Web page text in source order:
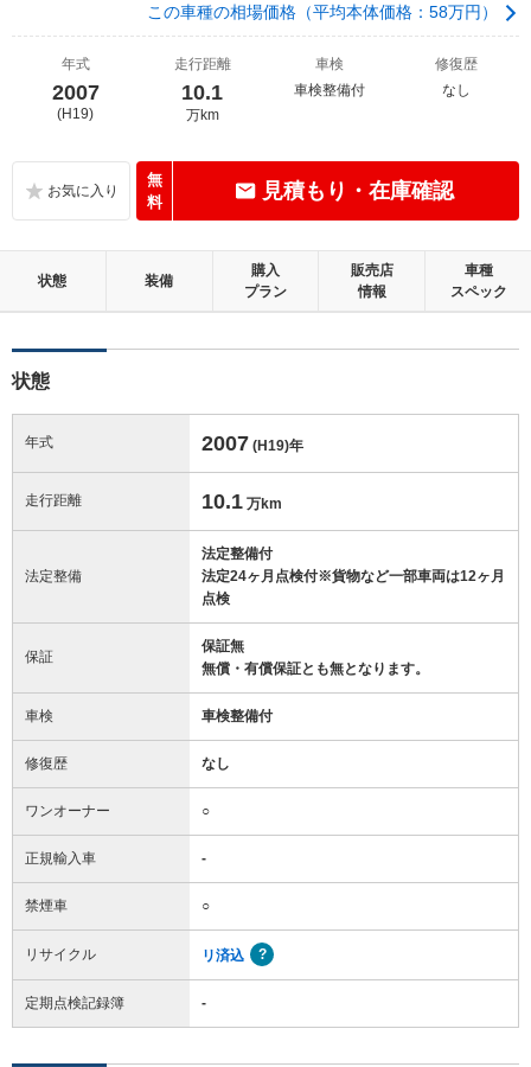
この車種の相場価格（平均本体価格：58万円）
年式
2007
(H19)
走行距離
10.1
万km
車検
車検整備付
修復歴
なし
無
料
見積もり・在庫確認
状態 装備
購入
プラン
販売店
情報
車種
スペック
状態
年式 2007 (H19)年
走行距離 10.1 万km
法定整備
法定整備付
法定24ヶ月点検付※貨物など一部車両は12ヶ月
点検
保証
保証無
無償・有償保証とも無となります。
車検 車検整備付
修復歴 なし
ワンオーナー ○
正規輸入車 -
禁煙車 ○
リサイクル リ済込
定期点検記録簿 -